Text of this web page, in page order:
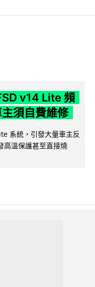
v14 Lite 頻
須自費維修
系統，引發大量車主反
高溫保護甚至直接燒